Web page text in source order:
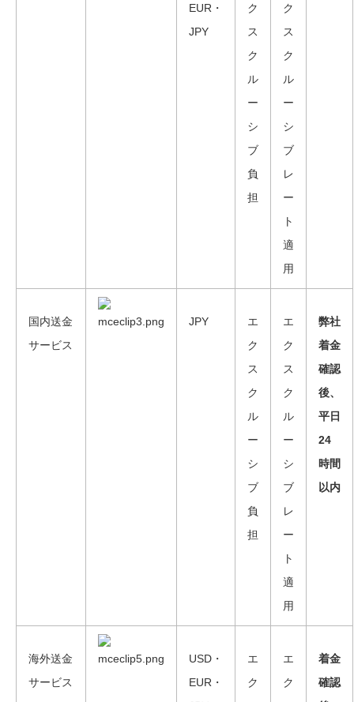
EUR・
JPY
ク
ス
ク
ル
ー
シ
ブ
負
担
ク
ス
ク
ル
ー
シ
ブ
レ
ー
ト
適
用
国内送金
サービス
JPY
エ
ク
ス
ク
ル
ー
シ
ブ
負
担
エ
ク
ス
ク
ル
ー
シ
ブ
レ
ー
ト
適
用
弊社
着金
確認
後、
平日
24
時間
以内
海外送金
サービス
USD・
EUR・
エ
ク
エ
ク
着金
確認